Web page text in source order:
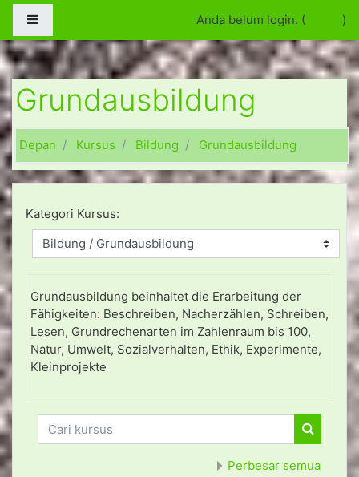
Loncat ke konten utama
Anda belum login. ( )
Grundausbildung
Depan Kursus Bildung Grundausbildung
Kategori Kursus:
Grundausbildung beinhaltet die Erarbeitung der
Fähigkeiten: Beschreiben, Nacherzählen, Schreiben,
Lesen, Grundrechenarten im Zahlenraum bis 100,
Natur, Umwelt, Sozialverhalten, Ethik, Experimente,
Kleinprojekte
Cari kursus
Cari
Perbesar semua